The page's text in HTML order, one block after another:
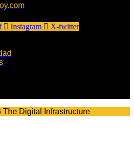
Instagram X-twitter
Digital Infrastructure